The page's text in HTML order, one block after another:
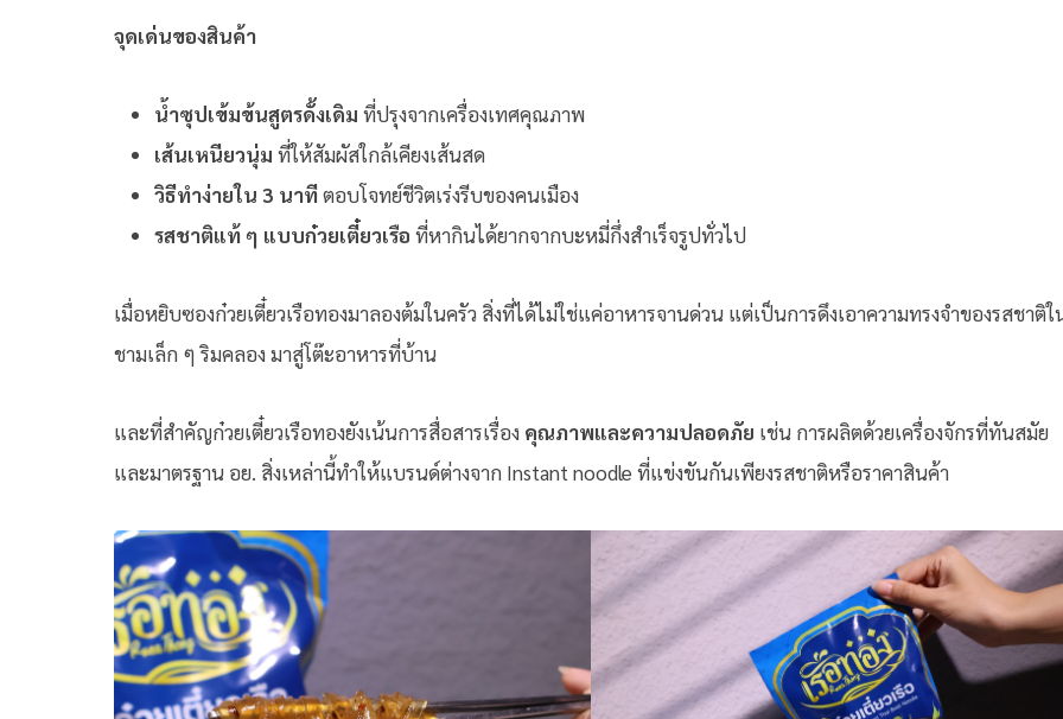
จุดเด่นของสินค้า
น้ำซุปเข้มข้นสูตรดั้งเดิม ที่ปรุงจากเครื่องเทศคุณภาพ
เส้นเหนียวนุ่ม ที่ให้สัมผัสใกล้เคียงเส้นสด
วิธีทำง่ายใน 3 นาทีตอบโจทย์ชีวิตเร่งรีบของคนเมือง
รสชาติแท้ ๆ แบบก๋วยเตี๋ยวเรือ ที่หากินได้ยากจากบะหมี่กึ่งสำเร็จรูปทั่วไป
เมื่อหยิบซองก๋วยเตี๋ยวเรือทองมาลองต้มในครัว สิ่งที่ได้ไม่ใช่แค่อาหารจานด่วน แต่เป็นการดึงเอาความทรงจำของรสชาติใ
ชามเล็ก ๆ ริมคลอง มาสู่โต๊ะอาหารที่บ้าน
และที่สำคัญก๋วยเตี๋ยวเรือทองยังเน้นการสื่อสารเรื่อง คุณภาพและความปลอดภัย เช่น การผลิตด้วยเครื่องจักรที่ทันสมัย
และมาตรฐาน อย. สิ่งเหล่านี้ทำให้แบรนด์ต่างจาก Instant noodle ที่แข่งขันกันเพียงรสชาติหรือราคาสินค้า